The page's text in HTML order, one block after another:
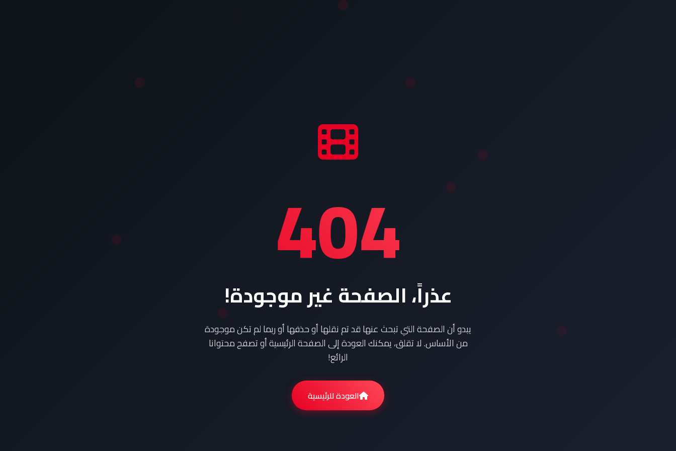
404
عذراً، الصفحة غير موجودة!
يبدو أن الصفحة التي تبحث عنها قد تم نقلها أو حذفها أو ربما لم تكن موجودة
من الأساس. لا تقلق، يمكنك العودة إلى الصفحة الرئيسية أو تصفح محتوانا
الرائع!
العودة للرئيسية